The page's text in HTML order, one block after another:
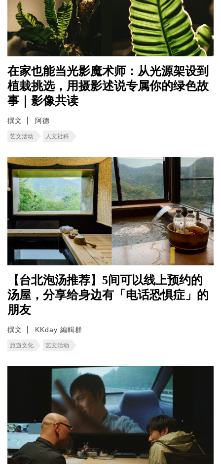
在家也能当光影魔术师：从光源架设到
植栽挑选，用摄影述说专属你的绿色故
事｜影像共读
撰文 阿德
艺文活动 人文社科
【台北泡汤推荐】5间可以线上预约的
汤屋，分享给身边有「电话恐惧症」的
朋友
撰文 KKday 編輯群
旅遊文化 艺文活动